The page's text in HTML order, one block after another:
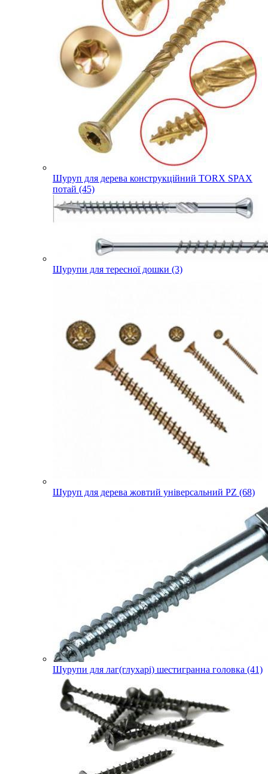
Шуруп для дерева конструкційний TORX SPAX
потай (45)
Шурупи для тересної дошки (3)
Шуруп для дерева жовтий універсальний PZ (68)
Шурупи для лаг(глухарі) шестигранна головка (41)